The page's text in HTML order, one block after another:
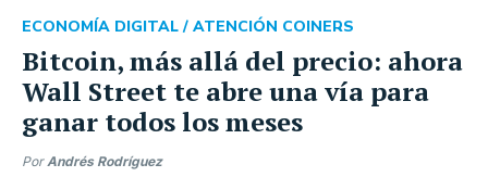
Bitcoin, más allá del precio: ahora
Wall Street te abre una vía para
ganar todos los meses
ECONOMÍA DIGITAL / ATENCIÓN COINERS
PorAndrés Rodríguez